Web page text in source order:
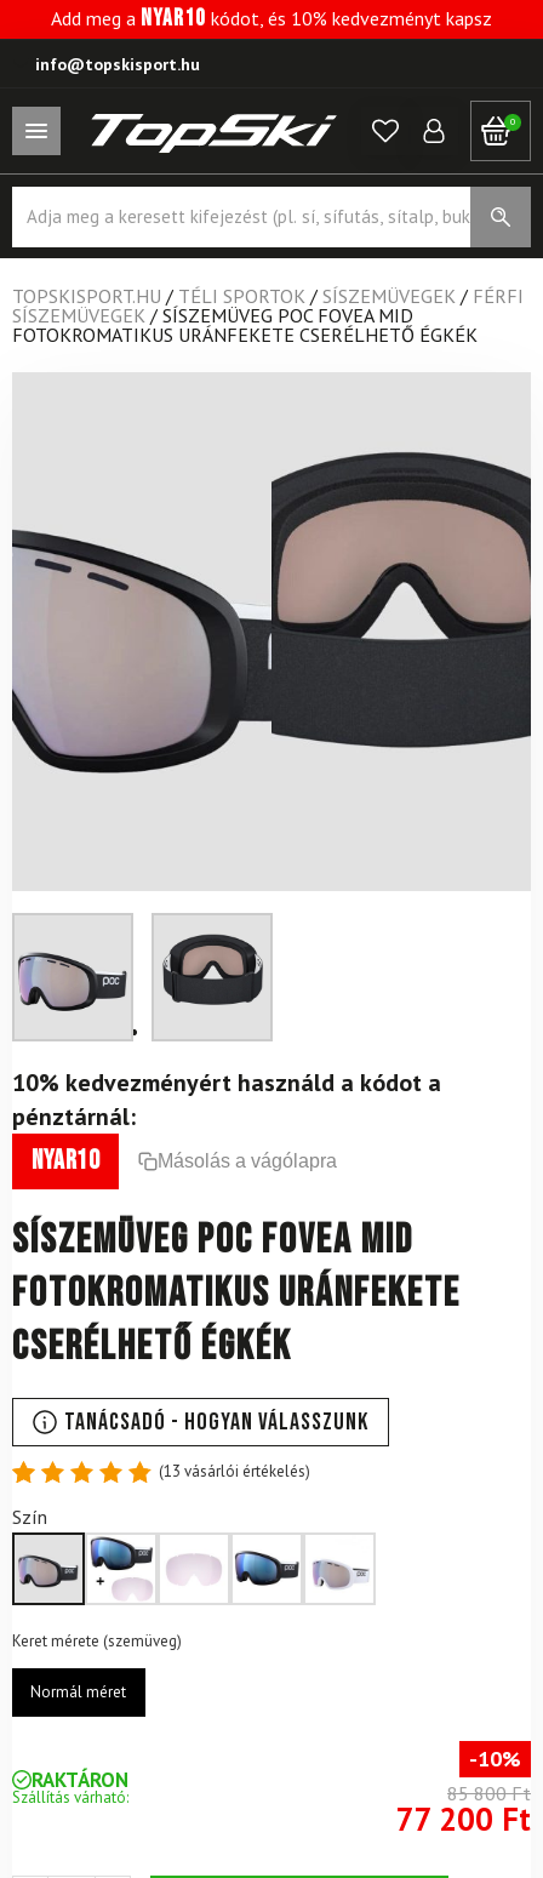
Add meg a NYAR10 kódot, és 10% kedvezményt kapsz
info@topskisport.hu
0
search
TOPSKISPORT.HU / TÉLI SPORTOK / SÍSZEMÜVEGEK / FÉRFI
SÍSZEMÜVEGEK / SÍSZEMÜVEG POC FOVEA MID
FOTOKROMATIKUS URÁNFEKETE CSERÉLHETŐ ÉGKÉK
10% kedvezményért használd a kódot a
pénztárnál:
nyar10 Másolás a vágólapra
Síszemüveg POC Fovea Mid
fotokromatikus uránfekete
cserélhető égkék
Tanácsadó - Hogyan válasszunk
4.85
5-ből,
értékelés
alapján
(13 vásárlói értékelés)
Szín
Keret mérete (szemüveg)
Normál méret
RAKTÁRON
Szállítás várható:
-10%
85 800 Ft
77 200 Ft